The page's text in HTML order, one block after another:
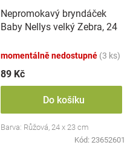
Nepromokavý bryndáček
Baby Nellys velký Zebra, 24
momentálně nedostupné (3 ks)
89 Kč
Do košíku
Barva: Růžová, 24 x 23 cm
Kód: 23652601